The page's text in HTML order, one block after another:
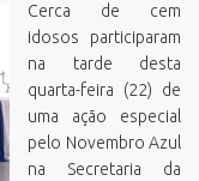
Cerca de cem
idosos participaram
na tarde desta
quarta-feira (22) de
uma ação especial
pelo Novembro Azul
na Secretaria da